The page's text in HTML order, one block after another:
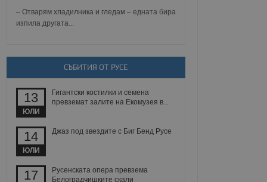
– Отварям хладилника и гледам – едната бира
изпила другата...
СЪБИТИЯ ОТ РУСЕ
13
ЮЛИ
Гигантски костилки и семена
превземат залите на Екомузея в...
14
ЮЛИ
Джаз под звездите с Биг Бенд Русе
17
Русенската опера превзема
Белоградчишките скали
на съгласието на
за тяхното
сесии.
между хората
уебсайт.
на
на бисквитките,
съответствие и
и
и предоставя
използва